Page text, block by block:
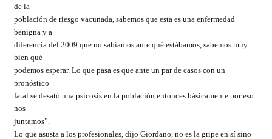
de la
población de riesgo vacunada, sabemos que esta es una enfermedad
benigna y a
diferencia del 2009 que no sabíamos ante qué estábamos, sabemos muy
bien qué
podemos esperar. Lo que pasa es que ante un par de casos con un
pronóstico
fatal se desató una psicosis en la población entonces básicamente por eso
nos
juntamos”.
Lo que asusta a los profesionales, dijo Giordano, no es la gripe en sí sino